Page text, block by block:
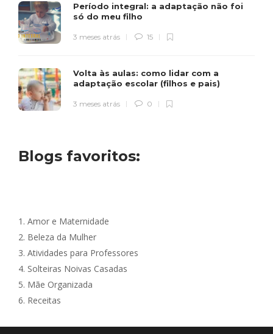
Período integral: a adaptação não foi
só do meu filho
3 meses atrás 15
Volta às aulas: como lidar com a
adaptação escolar (filhos e pais)
3 meses atrás 0
Blogs favoritos:
1. Amor e Maternidade
2. Beleza da Mulher
3. Atividades para Professores
4. Solteiras Noivas Casadas
5. Mãe Organizada
6. Receitas